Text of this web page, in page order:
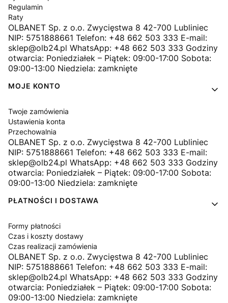
Regulamin
Raty
OLBANET Sp. z o.o. Zwycięstwa 8 42-700 Lubliniec
NIP: 5751888661 Telefon: +48 662 503 333 E-mail:
sklep@olb24.pl WhatsApp: +48 662 503 333 Godziny
otwarcia: Poniedziałek – Piątek: 09:00-17:00 Sobota:
09:00-13:00 Niedziela: zamknięte
MOJE KONTO
Twoje zamówienia
Ustawienia konta
Przechowalnia
OLBANET Sp. z o.o. Zwycięstwa 8 42-700 Lubliniec
NIP: 5751888661 Telefon: +48 662 503 333 E-mail:
sklep@olb24.pl WhatsApp: +48 662 503 333 Godziny
otwarcia: Poniedziałek – Piątek: 09:00-17:00 Sobota:
09:00-13:00 Niedziela: zamknięte
PŁATNOŚCI I DOSTAWA
Formy płatności
Czas i koszty dostawy
Czas realizacji zamówienia
OLBANET Sp. z o.o. Zwycięstwa 8 42-700 Lubliniec
NIP: 5751888661 Telefon: +48 662 503 333 E-mail:
sklep@olb24.pl WhatsApp: +48 662 503 333 Godziny
otwarcia: Poniedziałek – Piątek: 09:00-17:00 Sobota:
09:00-13:00 Niedziela: zamknięte